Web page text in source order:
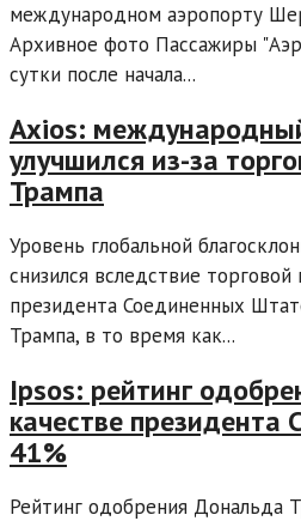
международном аэропорту
Архивное фото Пассажиры
сутки после начала...
Axios:
улучшился из-за
Трампа
Уровень глобальной
снизился вследствие торговой
президента Соединенных
Трампа, в то время как...
Ipsos: рейтинг
качестве
41%
Рейтинг одобрения Дональда